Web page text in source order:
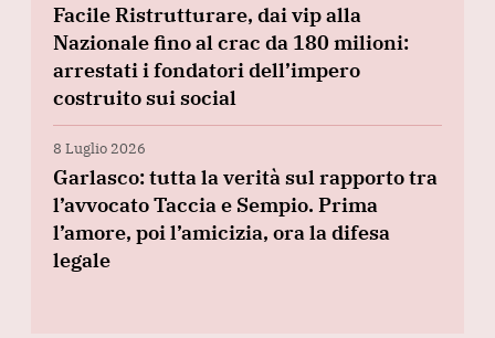
Facile Ristrutturare, dai vip alla
Nazionale fino al crac da 180 milioni:
arrestati i fondatori dell’impero
costruito sui social
8 Luglio 2026
Garlasco: tutta la verità sul rapporto tra
l’avvocato Taccia e Sempio. Prima
l’amore, poi l’amicizia, ora la difesa
legale